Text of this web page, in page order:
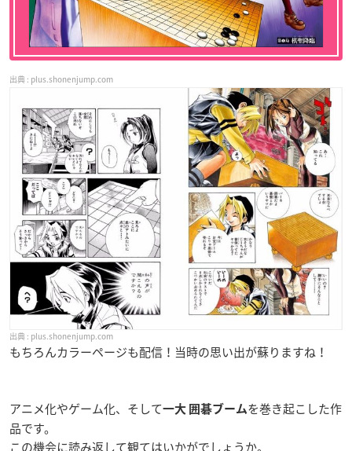
plus.shonenjump.com
plus.shonenjump.com
もちろんカラーページも配信！当時の思い出が蘇りますね！
アニメ化やゲーム化、そして一大 囲碁ブームを巻き起こした作
品です。
この機会に読み返して観てはいかがでしょうか。